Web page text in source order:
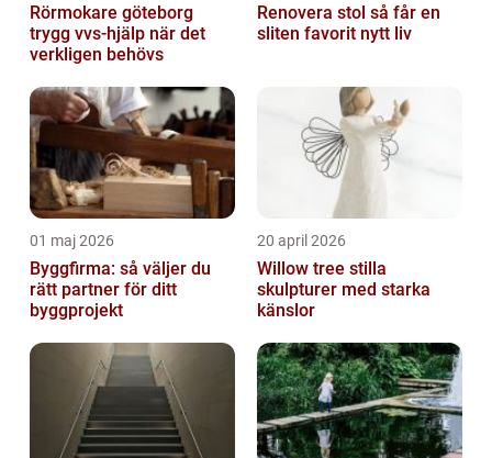
Rörmokare göteborg
trygg vvs-hjälp när det
verkligen behövs
Renovera stol så får en
sliten favorit nytt liv
01 maj 2026
Byggfirma: så väljer du
rätt partner för ditt
byggprojekt
20 april 2026
Willow tree stilla
skulpturer med starka
känslor